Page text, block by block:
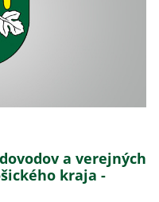
a verejných
kraja -